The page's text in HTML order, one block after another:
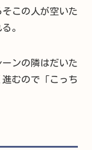
この人が空いた
。
ンの隣はだいた
むので「こっち